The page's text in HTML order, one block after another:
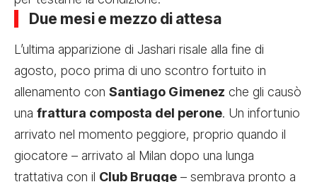
Due mesi e mezzo di attesa
L’ultima apparizione di Jashari risale alla fine di
agosto, poco prima di uno scontro fortuito in
allenamento con Santiago Gimenez che gli causò
una frattura composta del perone. Un infortunio
arrivato nel momento peggiore, proprio quando il
giocatore – arrivato al Milan dopo una lunga
trattativa con il Club Brugge – sembrava pronto a